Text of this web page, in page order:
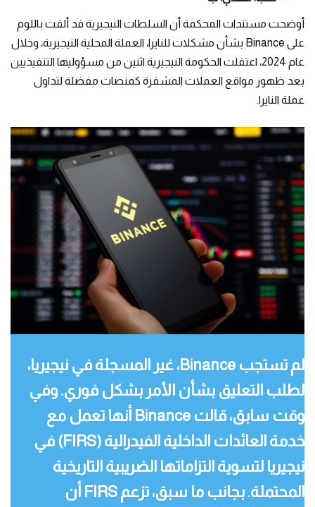
أوضحت مستندات المحكمة أن السلطات النيجيرية قد ألقت باللوم
على Binance بشأن مشكلات للنايرا، العملة المحلية النيجيرية، وخلال
عام 2024، اعتقلت الحكومة النيجيرية اثنين من مسؤوليها التنفيذيين
بعد ظهور مواقع العملات المشفرة كمنصات مفضلة لتداول
عملة النايرا.
لم تستجب Binance، غير المسجلة في نيجيريا،
لطلب التعليق بشأن الأمر بشكل فوري. وفي
وقت سابق، قالت Binance أنها تعمل مع
خدمة العائدات الداخلية الفيدرالية (FIRS) في
نيجيريا لتسوية التزاماتها الضريبية التاريخية
المحتملة. بجانب ما سبق، تزعم FIRS أن